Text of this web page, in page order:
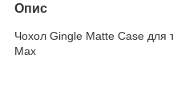
Опис
Чохол Gingle Matte Case для
Max